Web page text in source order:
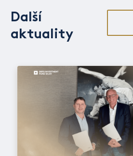
Další
aktuality